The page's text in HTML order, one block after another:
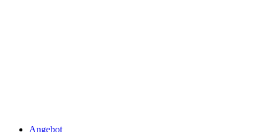
Angebot